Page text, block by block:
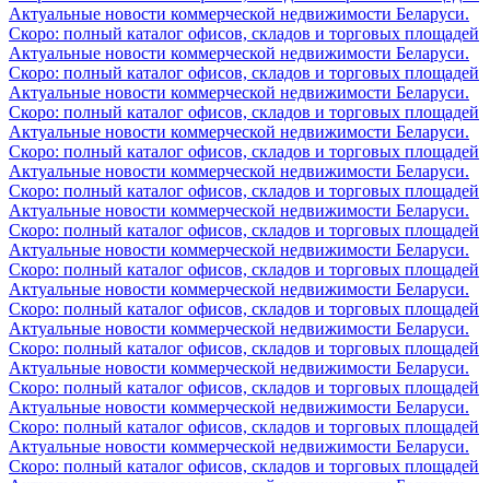
Актуальные новости коммерческой недвижимости Беларуси.
Скоро: полный каталог офисов, складов и торговых площадей
Актуальные новости коммерческой недвижимости Беларуси.
Скоро: полный каталог офисов, складов и торговых площадей
Актуальные новости коммерческой недвижимости Беларуси.
Скоро: полный каталог офисов, складов и торговых площадей
Актуальные новости коммерческой недвижимости Беларуси.
Скоро: полный каталог офисов, складов и торговых площадей
Актуальные новости коммерческой недвижимости Беларуси.
Скоро: полный каталог офисов, складов и торговых площадей
Актуальные новости коммерческой недвижимости Беларуси.
Скоро: полный каталог офисов, складов и торговых площадей
Актуальные новости коммерческой недвижимости Беларуси.
Скоро: полный каталог офисов, складов и торговых площадей
Актуальные новости коммерческой недвижимости Беларуси.
Скоро: полный каталог офисов, складов и торговых площадей
Актуальные новости коммерческой недвижимости Беларуси.
Скоро: полный каталог офисов, складов и торговых площадей
Актуальные новости коммерческой недвижимости Беларуси.
Скоро: полный каталог офисов, складов и торговых площадей
Актуальные новости коммерческой недвижимости Беларуси.
Скоро: полный каталог офисов, складов и торговых площадей
Актуальные новости коммерческой недвижимости Беларуси.
Скоро: полный каталог офисов, складов и торговых площадей